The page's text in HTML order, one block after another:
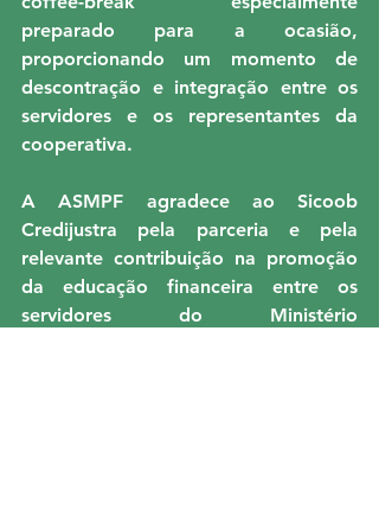
preparado para a ocasião,
proporcionando um momento de
descontração e integração entre os
servidores e os representantes da
cooperativa.
A ASMPF agradece ao Sicoob
Credijustra pela parceria e pela
relevante contribuição na promoção
da educação financeira entre os
servidores do Ministério